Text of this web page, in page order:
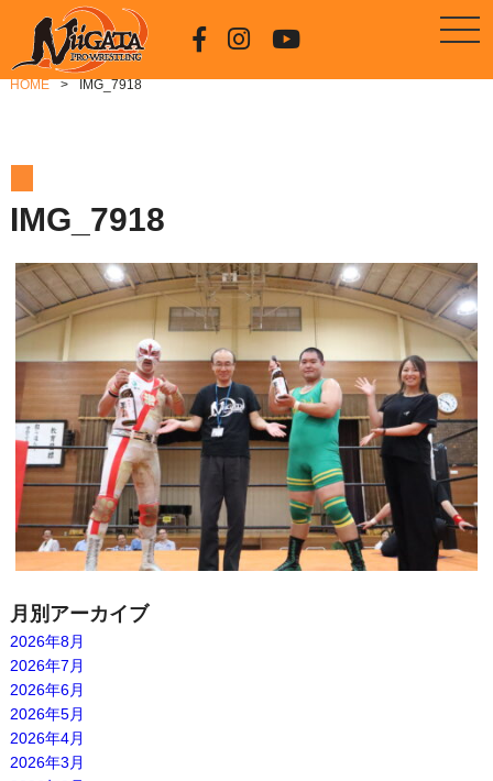
HOME IMG_7918
IMG_7918
月別アーカイブ
2026年8月
2026年7月
2026年6月
2026年5月
2026年4月
2026年3月